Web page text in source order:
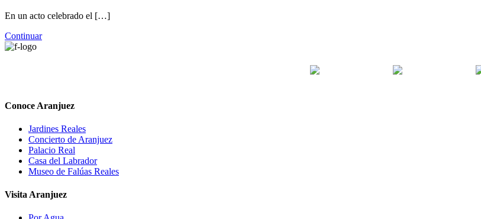
En un acto celebrado el […]
Continuar
Conoce Aranjuez
Jardines Reales
Concierto de Aranjuez
Palacio Real
Casa del Labrador
Museo de Falúas Reales
Visita Aranjuez